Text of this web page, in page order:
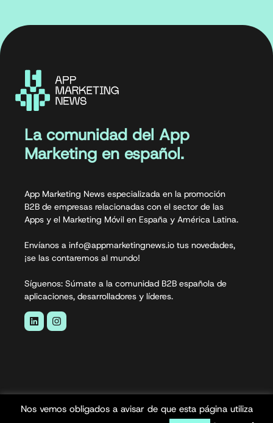
La comunidad del App
Marketing en español.
App Marketing News especializada en la promoción
B2B de empresas relacionadas con el sector de las
Apps y el Marketing Móvil en España y América Latina.
Envíanos a info@appmarketingnews.io tus novedades,
¡se las contaremos al mundo!
Síguenos: Súmate a la comunidad B2B española de
aplicaciones, desarrolladores y líderes.
Nos vemos obligados a avisar de que esta página utiliza